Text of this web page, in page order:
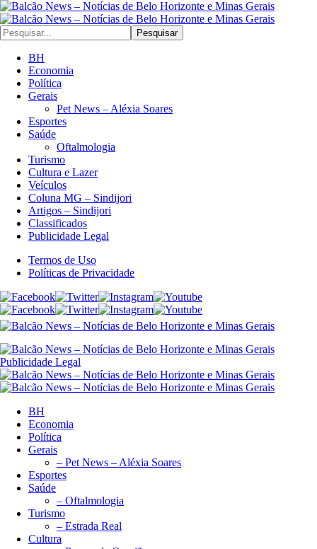
Pesquisar
BH
Economia
Política
Gerais
Pet News – Aléxia Soares
Esportes
Saúde
Oftalmologia
Turismo
Cultura e Lazer
Veículos
Coluna MG – Sindijori
Artigos – Sindijori
Classificados
Publicidade Legal
Termos de Uso
Políticas de Privacidade
Publicidade Legal
BH
Economia
Política
Gerais
– Pet News – Aléxia Soares
Esportes
Saúde
– Oftalmologia
Turismo
– Estrada Real
Cultura